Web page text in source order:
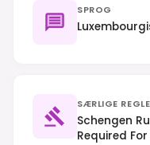
SPROG
SÆRLIGE
Schengen
Required